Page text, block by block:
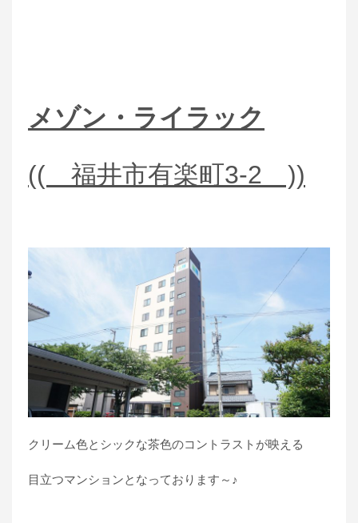
メゾン・ライラック
(( 福井市有楽町3-2 ))
クリーム色とシックな茶色のコントラストが映える
目立つマンションとなっております～♪